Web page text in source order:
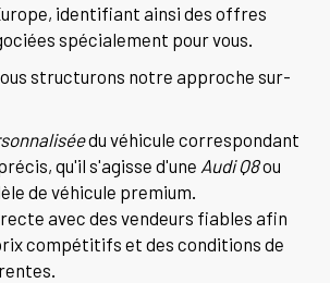
identifiant ainsi des offres
spécialement pour vous.
structurons notre approche sur-
du véhicule correspondant
qu'il s'agisse d'une Audi Q8ou
de véhicule premium.
avec des vendeurs fiables afin
compétitifs et des conditions de